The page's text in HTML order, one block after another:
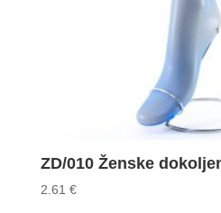
ZD/010 Ženske
2.61 €